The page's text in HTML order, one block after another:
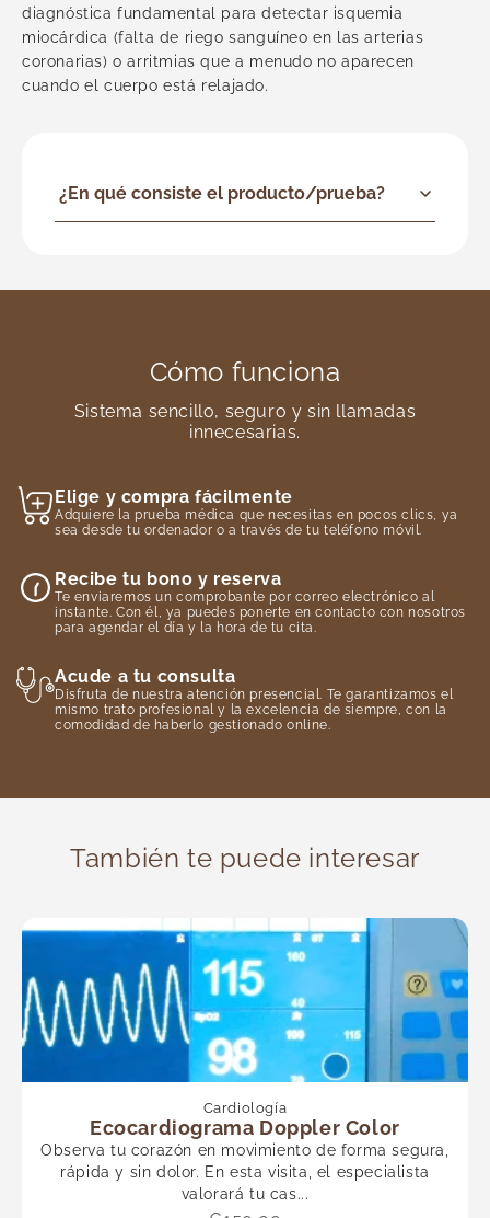
diagnóstica fundamental para detectar isquemia
miocárdica (falta de riego sanguíneo en las arterias
coronarias) o arritmias que a menudo no aparecen
cuando el cuerpo está relajado.
¿En qué consiste el producto/prueba?
Cómo funciona
Sistema sencillo, seguro y sin llamadas
innecesarias.
Elige y compra fácilmente
Adquiere la prueba médica que necesitas en pocos clics, ya
sea desde tu ordenador o a través de tu teléfono móvil.
Recibe tu bono y reserva
Te enviaremos un comprobante por correo electrónico al
instante. Con él, ya puedes ponerte en contacto con nosotros
para agendar el día y la hora de tu cita.
Acude a tu consulta
Disfruta de nuestra atención presencial. Te garantizamos el
mismo trato profesional y la excelencia de siempre, con la
comodidad de haberlo gestionado online.
También te puede interesar
Cardiología
Ecocardiograma Doppler Color
Observa tu corazón en movimiento de forma segura,
rápida y sin dolor. En esta visita, el especialista
valorará tu cas...